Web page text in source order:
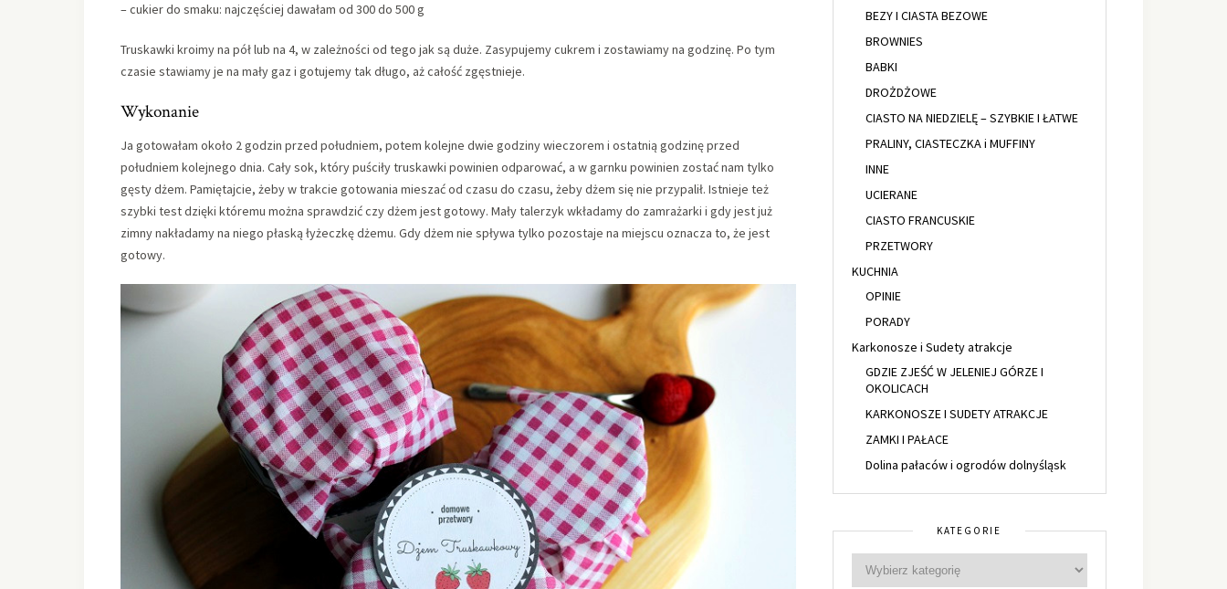
– cukier do smaku: najczęściej dawałam od 300 do 500 g
Truskawki kroimy na pół lub na 4, w zależności od tego jak są duże. Zasypujemy cukrem i zostawiamy na godzinę. Po tym
czasie stawiamy je na mały gaz i gotujemy tak długo, aż całość zgęstnieje.
Wykonanie
Ja gotowałam około 2 godzin przed południem, potem kolejne dwie godziny wieczorem i ostatnią godzinę przed
południem kolejnego dnia. Cały sok, który puściły truskawki powinien odparować, a w garnku powinien zostać nam tylko
gęsty dżem. Pamiętajcie, żeby w trakcie gotowania mieszać od czasu do czasu, żeby dżem się nie przypalił. Istnieje też
szybki test dzięki któremu można sprawdzić czy dżem jest gotowy. Mały talerzyk wkładamy do zamrażarki i gdy jest już
zimny nakładamy na niego płaską łyżeczkę dżemu. Gdy dżem nie spływa tylko pozostaje na miejscu oznacza to, że jest
gotowy.
BEZY I CIASTA BEZOWE
BROWNIES
BABKI
DROŻDŻOWE
CIASTO NA NIEDZIELĘ – SZYBKIE I ŁATWE
PRALINY, CIASTECZKA i MUFFINY
INNE
UCIERANE
CIASTO FRANCUSKIE
PRZETWORY
KUCHNIA
OPINIE
PORADY
Karkonosze i Sudety atrakcje
GDZIE ZJEŚĆ W JELENIEJ GÓRZE I
OKOLICACH
KARKONOSZE I SUDETY ATRAKCJE
ZAMKI I PAŁACE
Dolina pałaców i ogrodów dolnyśląsk
KATEGORIE